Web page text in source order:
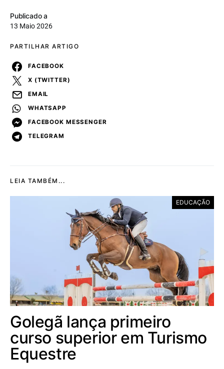
Publicado a
13 Maio 2026
PARTILHAR ARTIGO
FACEBOOK
X (TWITTER)
EMAIL
WHATSAPP
FACEBOOK MESSENGER
TELEGRAM
LEIA TAMBÉM...
EDUCAÇÃO
Golegã lança primeiro
curso superior em Turismo
Equestre